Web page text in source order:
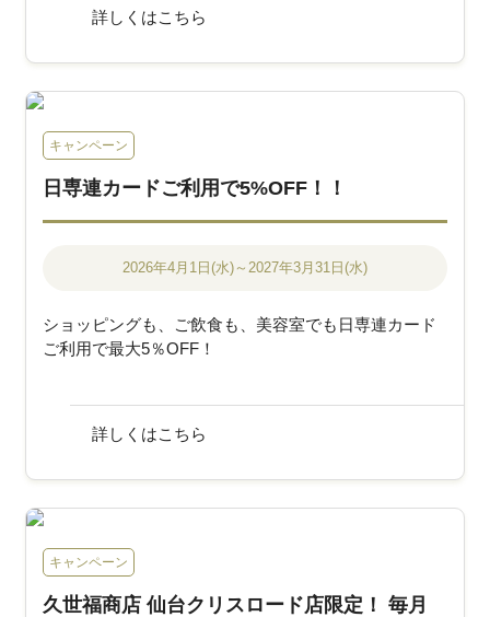
詳しくはこちら
キャンペーン
日専連カードご利用で5%OFF！！
2026年4月1日(水)～2027年3月31日(水)
ショッピングも、ご飲食も、美容室でも日専連カード
ご利用で最大5％OFF！
詳しくはこちら
キャンペーン
久世福商店 仙台クリスロード店限定！ 毎月